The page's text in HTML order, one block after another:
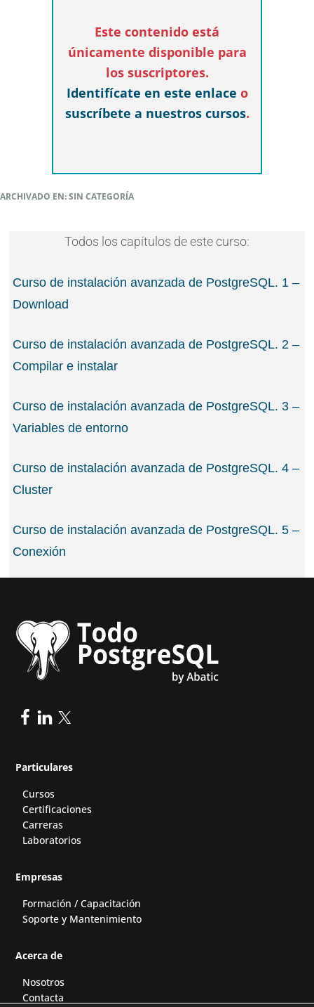
Este contenido está
únicamente disponible para
los suscriptores.
Identifícate en este enlace o
suscríbete a nuestros cursos.
ARCHIVADO EN: SIN CATEGORÍA
Todos los capítulos de este curso:
Curso de instalación avanzada de PostgreSQL. 1 –
Download
Curso de instalación avanzada de PostgreSQL. 2 –
Compilar e instalar
Curso de instalación avanzada de PostgreSQL. 3 –
Variables de entorno
Curso de instalación avanzada de PostgreSQL. 4 –
Cluster
Curso de instalación avanzada de PostgreSQL. 5 –
Conexión
Particulares
Cursos
Certificaciones
Carreras
Laboratorios
Empresas
Formación / Capacitación
Soporte y Mantenimiento
Acerca de
Nosotros
Contacta